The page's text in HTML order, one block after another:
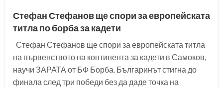
Стефан Стефанов ще спори за европейската
титла по борба за кадети
Стефан Стефанов ще спори за европейската титла
на първенството на континента за кадети в Самоков,
научи ЗАРАТА от БФ Борба. Българинът стигна до
финала след три победи без да даде точка на